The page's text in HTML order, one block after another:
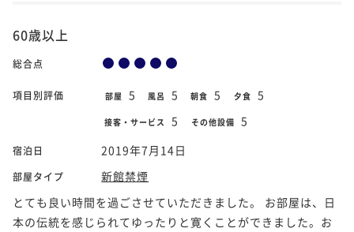
60歳以上
総合点
項目別評価 部屋 5 風呂 5 朝食 5 夕食 5
接客・サービス 5 その他設備 5
宿泊日 2019年7月14日
部屋タイプ
新館禁煙
とても良い時間を過ごさせていただきました。 お部屋は、日
本の伝統を感じられてゆったりと寛くことができました。お